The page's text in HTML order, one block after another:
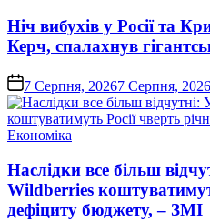
Ніч вибухів у Росії та
Керч, спалахнув
on 7 Серпня, 20267 Серпня, 2026
Опублікувати
Економіка
Наслідки все більш
Wildberries
дефіциту бюджету, – ЗМІ